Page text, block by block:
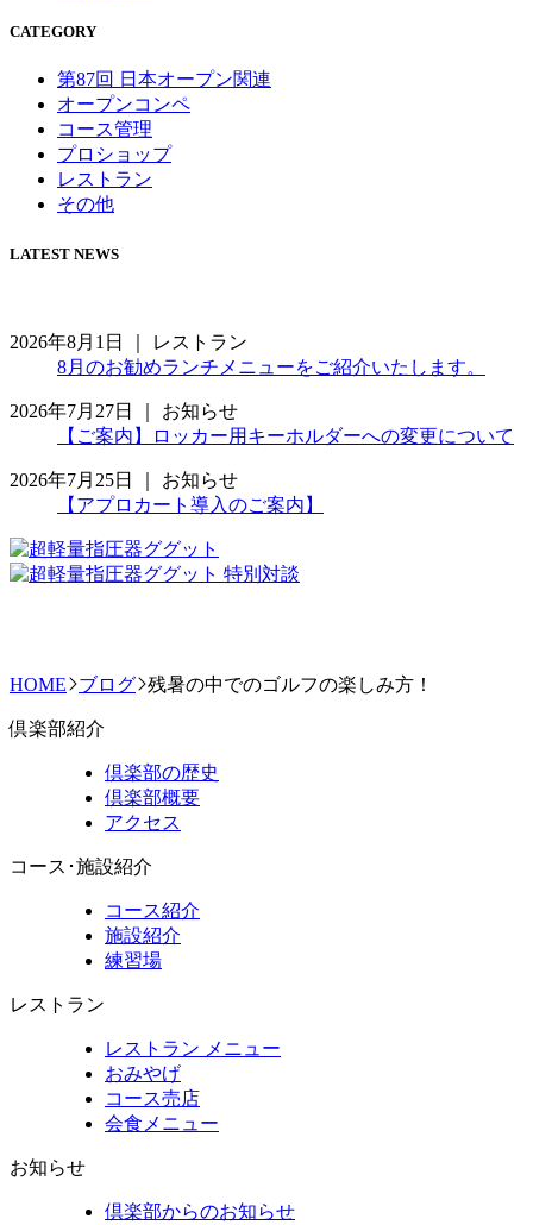
CATEGORY
第87回 日本オープン関連
オープンコンペ
コース管理
プロショップ
レストラン
その他
LATEST NEWS
2026年8月1日 ｜
レストラン
8月のお勧めランチメニューをご紹介いたします。
2026年7月27日 ｜ お知らせ
【ご案内】ロッカー用キーホルダーへの変更について
2026年7月25日 ｜ お知らせ
【アプロカート導入のご案内】
HOME ブログ 残暑の中でのゴルフの楽しみ方！
倶楽部紹介
倶楽部の歴史
倶楽部概要
アクセス
コース･施設紹介
コース紹介
施設紹介
練習場
レストラン
レストラン メニュー
おみやげ
コース売店
会食メニュー
お知らせ
倶楽部からのお知らせ